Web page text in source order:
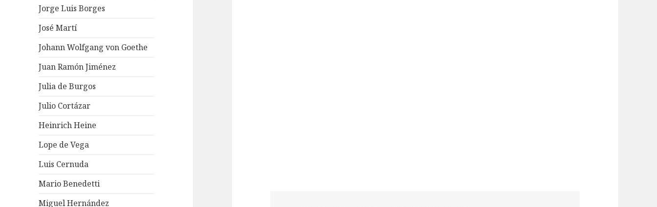
Jorge Luis Borges
José Martí
Johann Wolfgang von Goethe
Juan Ramón Jiménez
Julia de Burgos
Julio Cortázar
Heinrich Heine
Lope de Vega
Luis Cernuda
Mario Benedetti
Miguel Hernández